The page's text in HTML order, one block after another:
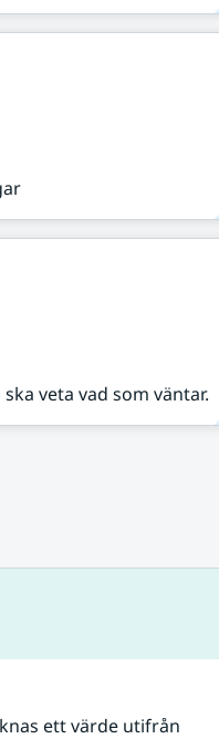
veta vad som väntar.
ett värde utifrån